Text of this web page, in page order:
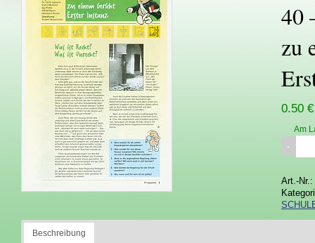
40
zu
0.50 €
Am
Art.-Nr.:
Beschreibung